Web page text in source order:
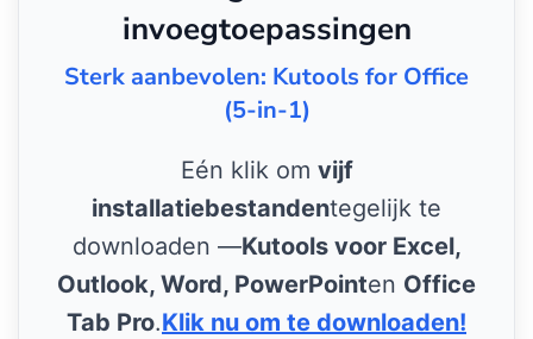
invoegtoepassingen
Sterk aanbevolen: Kutools for Office
(5-in-1)
Eén klik om vijf
installatiebestandentegelijk te
downloaden —Kutools voor Excel,
Outlook, Word, PowerPointen Office
Tab Pro.Klik nu om te downloaden!